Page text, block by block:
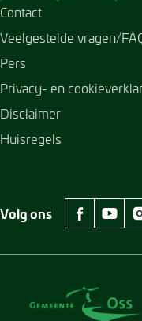
Contact
Veelgestelde vragen/
Pers
Privacy- en
Disclaimer
Huisregels
Volg ons
facebook